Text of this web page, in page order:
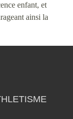
enfant, et
ainsi la